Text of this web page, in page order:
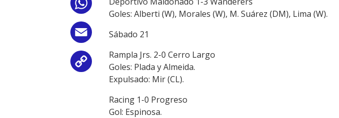
WhatsApp
Email
Copy
Link
Goles: Alberti (W), Morales (W), M. Suárez (DM), Lima (W).
Sábado 21
Rampla Jrs. 2-0 Cerro Largo
Goles: Plada y Almeida.
Expulsado: Mir (CL).
Racing 1-0 Progreso
Gol: Espinosa.